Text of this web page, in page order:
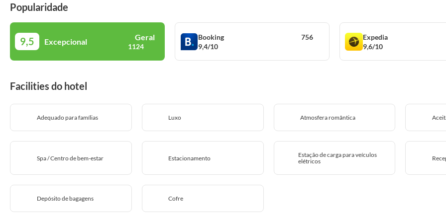
Popularidade
9,5 Excepcional Geral
1124
Booking
9,4/10
756
Expedia
9,6/10
Facilities do hotel
Adequado para famílias Luxo Atmosfera romântica
Spa / Centro de bem-estar Estacionamento
Estação de carga para veículos
elétricos
Depósito de bagagens Cofre